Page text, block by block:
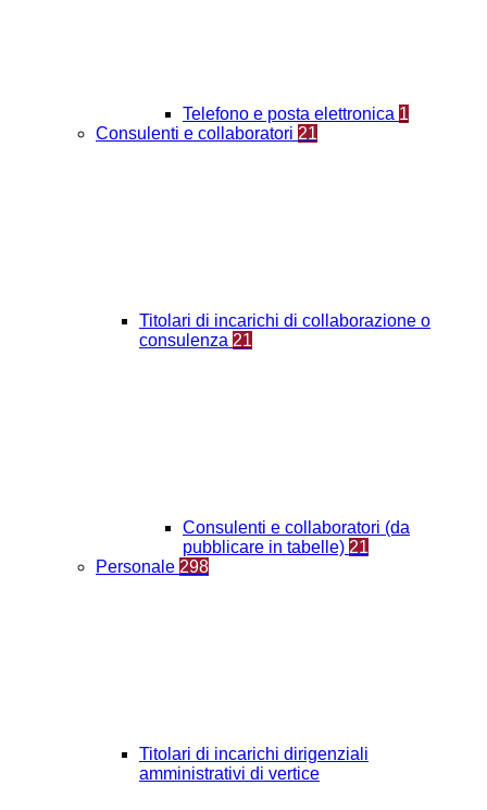
Telefono e posta elettronica 1
Consulenti e collaboratori 21
Titolari di incarichi di collaborazione o
consulenza 21
Consulenti e collaboratori (da
pubblicare in tabelle) 21
Personale 298
Titolari di incarichi dirigenziali
amministrativi di vertice